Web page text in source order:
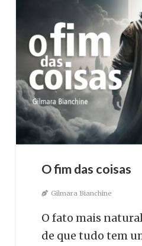
O fim das coisas
Gilmara Bianchine
O fato mais
de que tudo tem